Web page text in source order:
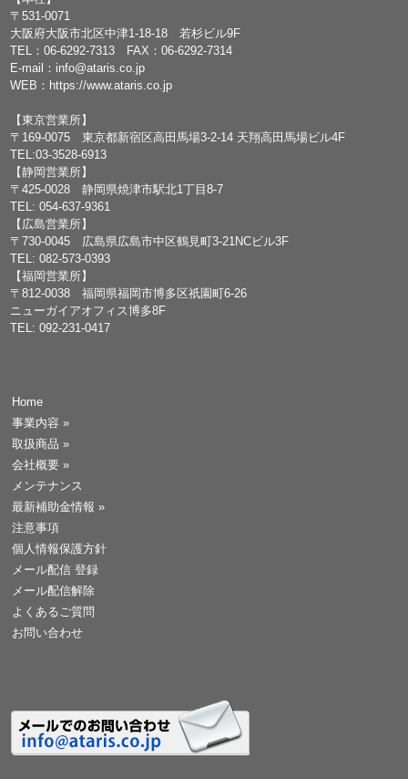
〒531-0071
大阪府大阪市北区中津1-18-18 若杉ビル9F
TEL：06-6292-7313 FAX：06-6292-7314
E-mail： info@ataris.co.jp
WEB： https://www.ataris.co.jp
【東京営業所】
〒169-0075 東京都新宿区高田馬場3-2-14 天翔高田馬場ビル4F
TEL:03-3528-6913
【静岡営業所】
〒425-0028 静岡県焼津市駅北1丁目8-7
TEL: 054-637-9361
【広島営業所】
〒730-0045 広島県広島市中区鶴見町3-21NCビル3F
TEL: 082-573-0393
【福岡営業所】
〒812-0038 福岡県福岡市博多区祇園町6-26
ニューガイアオフィス博多8F
TEL: 092-231-0417
Home
事業内容 »
取扱商品 »
会社概要 »
メンテナンス
最新補助金情報 »
注意事項
個人情報保護方針
メール配信 登録
メール配信解除
よくあるご質問
お問い合わせ